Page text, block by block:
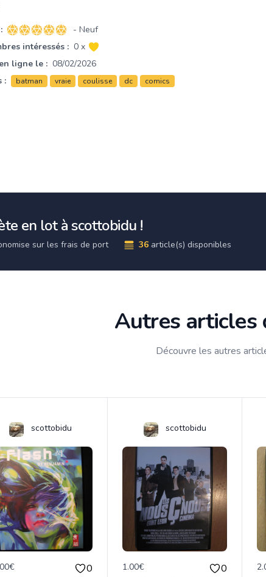
5 sur 5 étoiles
- Neuf
intéressés : 0 x
ligne le : 08/02/2026
:
batman vraie coulisse dc comics
en lot à scottobidu !
sur les frais de port 36 article(s) disponibles
Autres articles
Découvre les autres
scottobidu
0
scottobidu
1.00€ 0